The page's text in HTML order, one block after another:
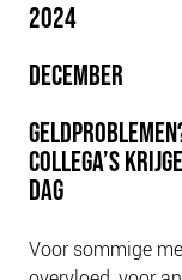
2024
DECEMBER
COLLEGA’S
DAG
Voor sommige